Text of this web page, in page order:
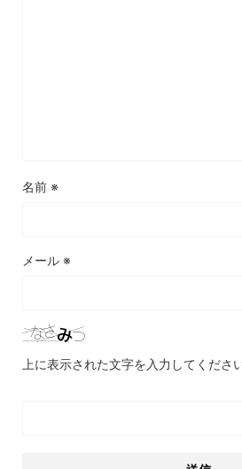
名前 ※
メール ※
上に表示された文字を入力してください